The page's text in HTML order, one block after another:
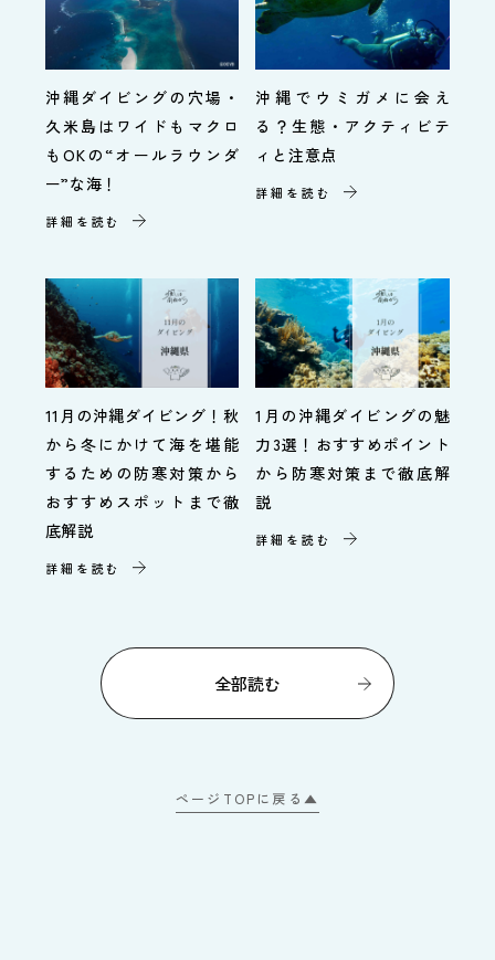
沖縄ダイビングの穴場・
久米島はワイドもマクロ
もOKの“オールラウンダ
ー”な海！
詳細を読む
沖縄でウミガメに会え
る？生態・アクティビテ
ィと注意点
詳細を読む
11月の沖縄ダイビング！秋
から冬にかけて海を堪能
するための防寒対策から
おすすめスポットまで徹
底解説
詳細を読む
1月の沖縄ダイビングの魅
力3選！おすすめポイント
から防寒対策まで徹底解
説
詳細を読む
全部読む
ページTOPに戻る▲